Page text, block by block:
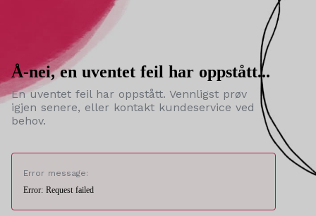
Å-nei, en uventet feil har oppstått...
En uventet feil har oppstått. Vennligst prøv
igjen senere, eller kontakt kundeservice ved
behov.
Error message:
Error: Request failed